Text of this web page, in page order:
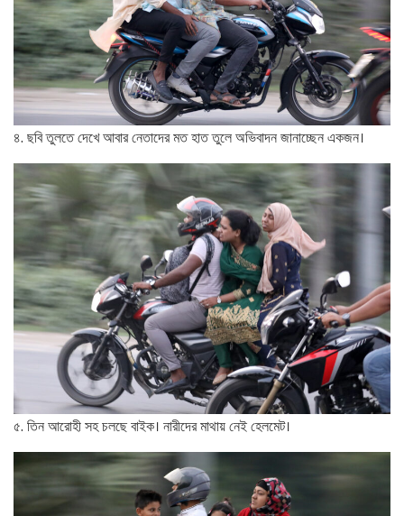
৪. ছবি তুলতে দেখে আবার নেতাদের মত হাত তুলে অভিবাদন জানাচ্ছেন একজন।
৫. তিন আরোহী সহ চলছে বাইক। নারীদের মাথায় নেই হেলমেট।